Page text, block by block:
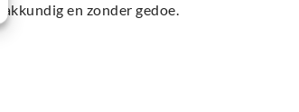
en zonder gedoe.